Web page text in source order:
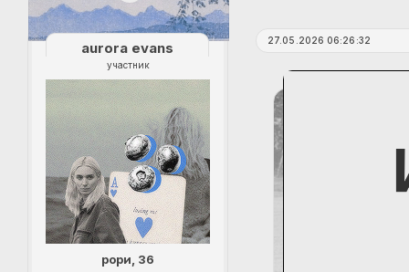
27.05.2026 06:26:32
aurora evans
участник
рори, 36